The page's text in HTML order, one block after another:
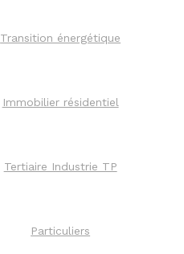
Transition énergétique
Immobilier résidentiel
Tertiaire Industrie TP
Particuliers